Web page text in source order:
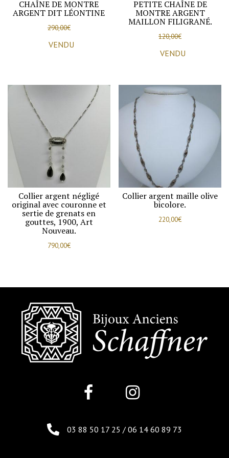
CHAÎNE DE MONTRE
ARGENT DIT LÉONTINE
290,00€
VENDU
PETITE CHAÎNE DE
MONTRE ARGENT
MAILLON FILIGRANÉ.
120,00€
VENDU
Collier argent négligé
original avec couronne et
sertie de grenats en
gouttes, 1900, Art
Nouveau.
790,00€
Collier argent maille olive
bicolore.
220,00€
03 88 50 17 25 / 06 14 60 89 73